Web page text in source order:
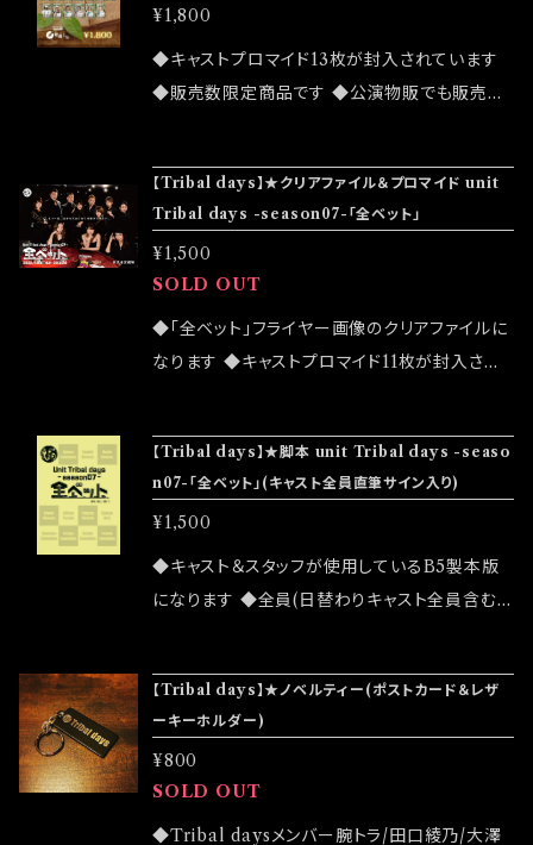
22/11/13(日) 12:00 ◆アフタートークイベント
になります 【前売】￥3,800 (1drink 別途) 【当
日】￥4,000 (1drink 別途) 【配信】￥2,800
市線「二子玉川」駅下車5分 【キャスト】 藤井 美
音 (Tribal days) ◆ 田口 綾乃 (Tribal days)
黒田 歩(teamオムレット) ◆ 河野 将悟(芸能プ
ロダクションReInG) 三熊 こうすけ(LOVE&F
AT FACTORY) 村上 雅季 山本 あいか ◆ 腕
トラ (Tribal days) 【日替わりキャスト】 11/03
クト) 11/05(土)12:00/17:00 小川 麻琴(ex:モ
ーニング娘。) 11/06(日)12:00/17:00 稲葉 貴子
(ex:太陽とシスコムーン) 【テーマ曲】「ファイナ
こ 【原作/脚本/演出】腕トラ (Tribal days) 【照
明】保坂 成美 【音響】川端 宙輝 【サウンドプロ
デュース】りきこ 【スチール撮影】フタツキ 【フラ
イヤーデザイン】フタツキ 【配信】山崎 貴也 (Tri
ラインショップでのご注文をお願い致します ◆
発送は2023/08/19 イベント「大感謝祭」後にな
ります
¥1,800
◆キャストプロマイド13枚が封入されています
◆販売数限定商品です ◆公演物販でも販売致
ップでのご注文をお願い致します ◆発送は 202
2/08/19イベント「大感謝祭」後になります
【Tribal days】★クリアファイル＆プロマイド unit
Tribal days -season07-「全ベット」
¥1,500
SOLD OUT
◆「全ベット」フライヤー画像のクリアファイルに
なります ◆キャストプロマイド11枚が封入され
す ◆確実にお手にしたいお客様はこちらのオン
ラインショップでのご注文をお願い致します ◆
発送は2022/11/13 イベント「全ベット大感謝
祭」後になります
【Tribal days】★脚本 unit Tribal days -seaso
n07-「全ベット」(キャスト全員直筆サイン入り)
¥1,500
◆キャスト＆スタッフが使用しているB5製本版
になります ◆全員(日替わりキャスト全員含む)
も販売致しますが売切になる可能性がございま
す ◆確実にお手にしたいお客様はこちらのオン
ラインショップでのご注文をお願い致します ◆
発送は2022/11/13 イベント「全ベット大感謝
祭」後になります
【Tribal days】★ノベルティー(ポストカード＆レザ
ーキーホルダー)
¥800
SOLD OUT
◆Tribal daysメンバー腕トラ/田口綾乃/大澤